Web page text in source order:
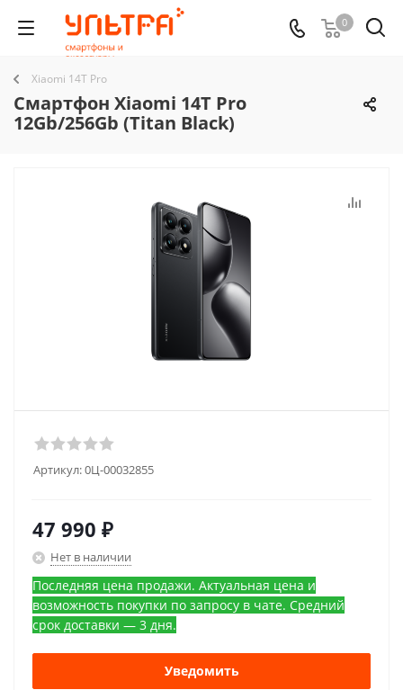
0
Xiaomi 14T Pro
Смартфон Xiaomi 14T Pro
12Gb/256Gb (Titan Black)
Артикул:0Ц-00032855
47 990 ₽
Нет в наличии
Последняя цена продажи. Актуальная цена и
возможность покупки по запросу в чате. Средний
срок доставки — 3 дня.
Уведомить